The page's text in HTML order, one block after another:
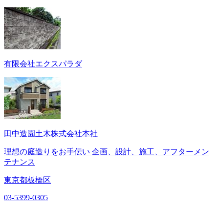
有限会社エクスパラダ
田中造園土木株式会社本社
理想の庭造りをお手伝い 企画、設計、施工、アフターメン
テナンス
東京都板橋区
03-5399-0305